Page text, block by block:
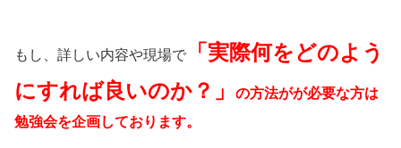
もし、詳しい内容や現場で
「実際何をどのよう
にすれば良いのか？」
の方法がが必要な方は
勉強会を企画しております。